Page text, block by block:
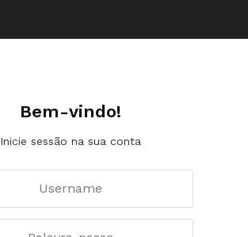
Bem-vindo!
Inicie sessão na sua conta